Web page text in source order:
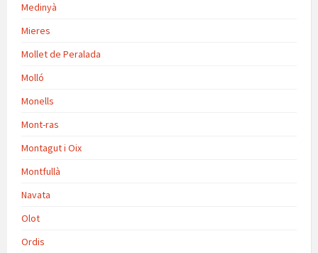
Medinyà
Mieres
Mollet de Peralada
Molló
Monells
Mont-ras
Montagut i Oix
Montfullà
Navata
Olot
Ordis